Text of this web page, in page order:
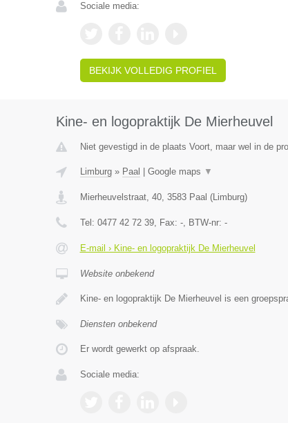
Sociale media:
BEKIJK VOLLEDIG PROFIEL
Kine- en logopraktijk De Mierheuvel
Niet gevestigd in de plaats Voort, maar wel in de
Limburg» Paal Google maps ▼
Mierheuvelstraat, 40, 3583 Paal (Limburg)
Tel: 0477 42 72 39, Fax: -, BTW-nr: -
E-mail › Kine- en logopraktijk De Mierheuvel
Website onbekend
Kine- en logopraktijk De Mierheuvel is een
Diensten onbekend
Er wordt gewerkt op afspraak.
Sociale media: